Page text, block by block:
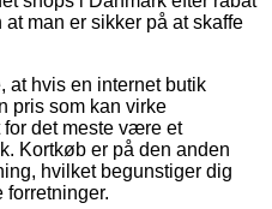
man er sikker på at skaffe
at hvis en internet butik
pris som kan virke
det meste være et
Kortkøb er på den anden
hvilket begunstiger dig